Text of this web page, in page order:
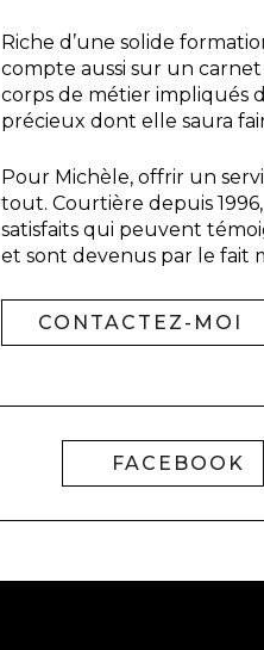
Riche d’une solide
compte aussi sur un
corps de métier impliqués
précieux dont elle saura
Pour Michèle, offrir un
tout. Courtière depuis
satisfaits qui peuvent
et sont devenus par le fait
CONTACTEZ-MOI
FACEBOOK